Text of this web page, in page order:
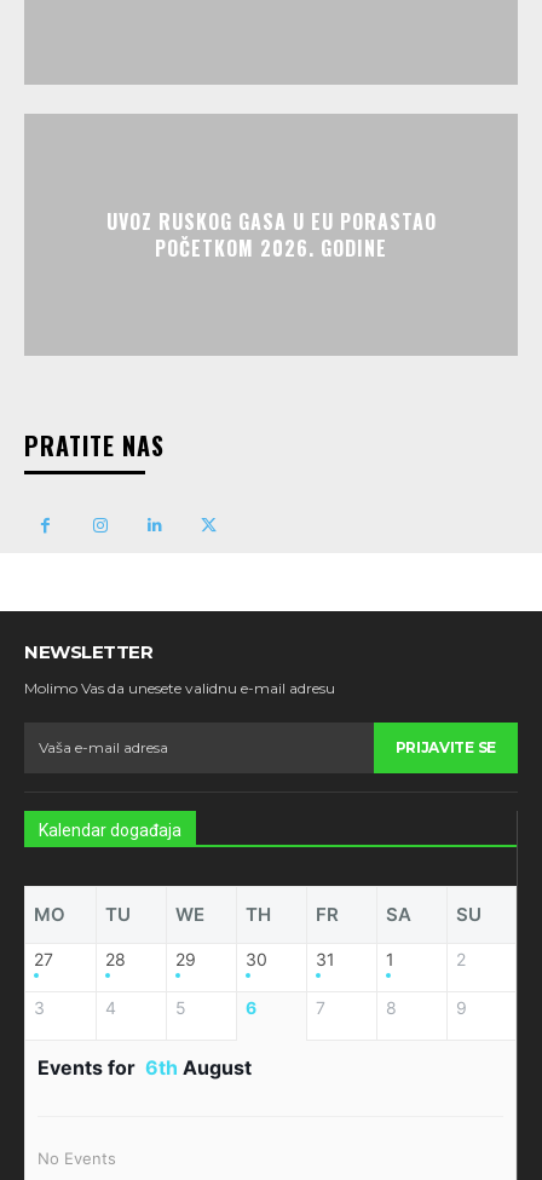
UVOZ RUSKOG GASA U EU PORASTAO
POČETKOM 2026. GODINE
PRATITE NAS
NEWSLETTER
Molimo Vas da unesete validnu e-mail adresu
PRIJAVITE SE
Kalendar događaja
MO TU WE TH FR SA SU
27 28 29 30 31 1 2
3 4 5 6 7 8 9
Events for 6th August
No Events